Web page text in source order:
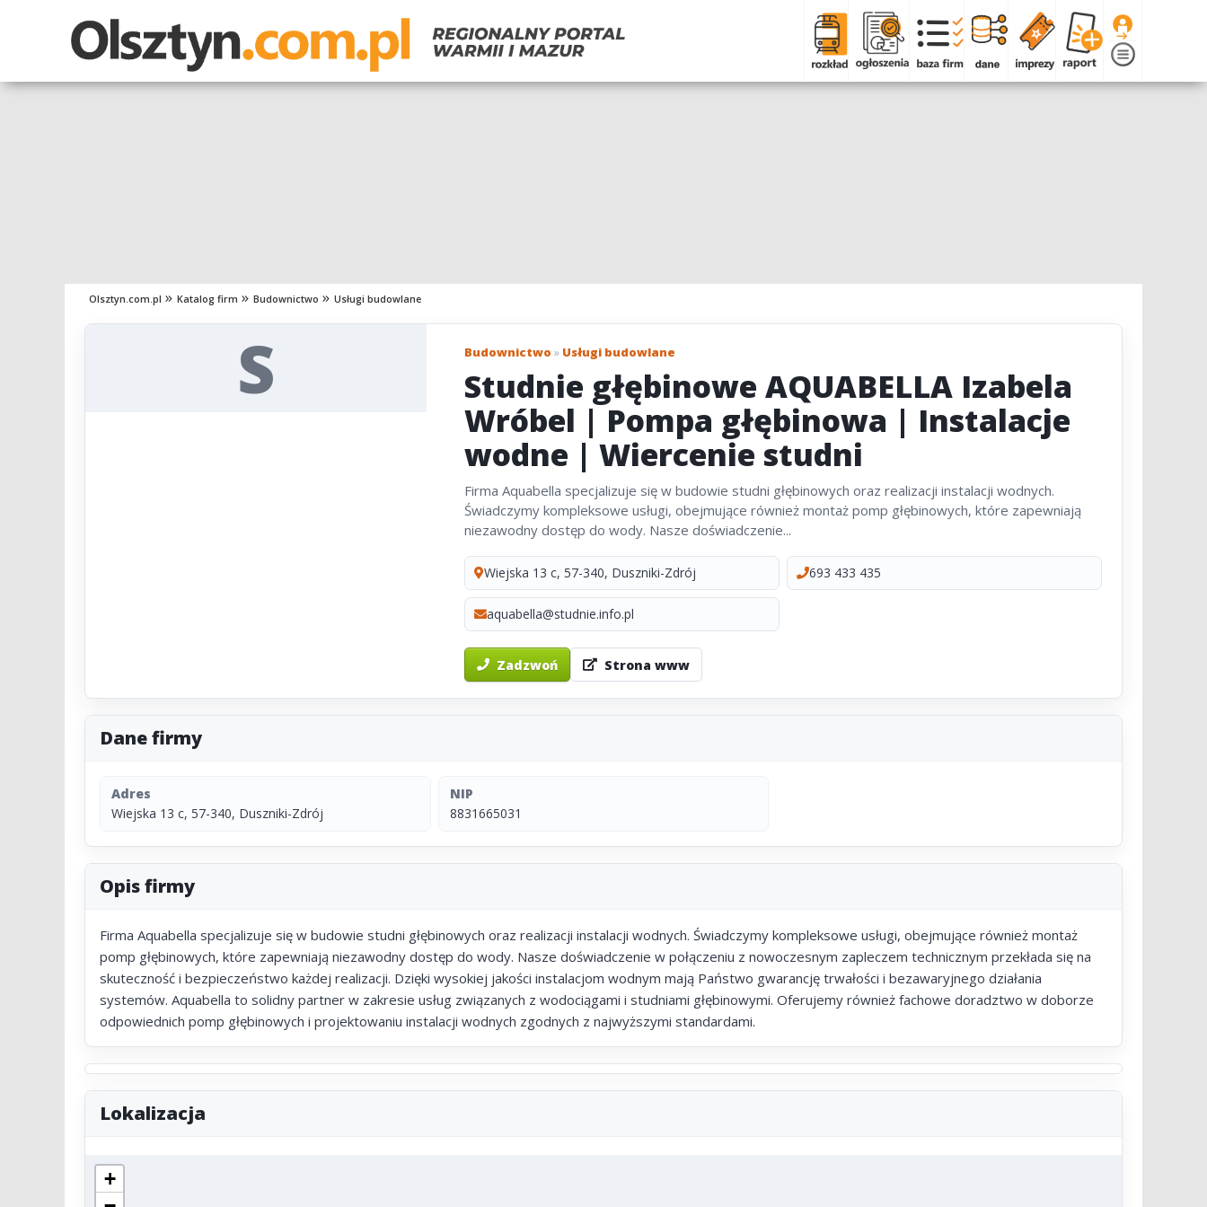
Olsztyn.com.pl Katalog firm Budownictwo Usługi budowlane
S Budownictwo » Usługi budowlane
Studnie głębinowe AQUABELLA Izabela
Wróbel | Pompa głębinowa | Instalacje
wodne | Wiercenie studni
Firma Aquabella specjalizuje się w budowie studni głębinowych oraz realizacji instalacji wodnych.
Świadczymy kompleksowe usługi, obejmujące również montaż pomp głębinowych, które zapewniają
niezawodny dostęp do wody. Nasze doświadczenie...
Wiejska 13 c, 57-340, Duszniki-Zdrój 693 433 435
aquabella@studnie.info.pl
Zadzwoń Strona www
Dane firmy
Adres
Wiejska 13 c, 57-340, Duszniki-Zdrój
NIP
8831665031
Opis firmy
Firma Aquabella specjalizuje się w budowie studni głębinowych oraz realizacji instalacji wodnych. Świadczymy kompleksowe usługi, obejmujące również montaż
pomp głębinowych, które zapewniają niezawodny dostęp do wody. Nasze doświadczenie w połączeniu z nowoczesnym zapleczem technicznym przekłada się na
skuteczność i bezpieczeństwo każdej realizacji. Dzięki wysokiej jakości instalacjom wodnym mają Państwo gwarancję trwałości i bezawaryjnego działania
systemów. Aquabella to solidny partner w zakresie usług związanych z wodociągami i studniami głębinowymi. Oferujemy również fachowe doradztwo w doborze
odpowiednich pomp głębinowych i projektowaniu instalacji wodnych zgodnych z najwyższymi standardami.
Lokalizacja
+